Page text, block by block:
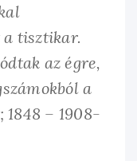
a tisztikar.
az égre,
a
– 1908-